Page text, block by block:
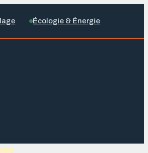
Écologie & Énergie